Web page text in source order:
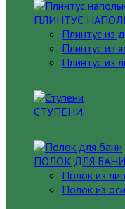
ПЛИНТУС
Плинтус из
Плинтус из
Плинтус из
СТУПЕНИ
ПОЛОК ДЛЯ БАНИ
Полок из
Полок из